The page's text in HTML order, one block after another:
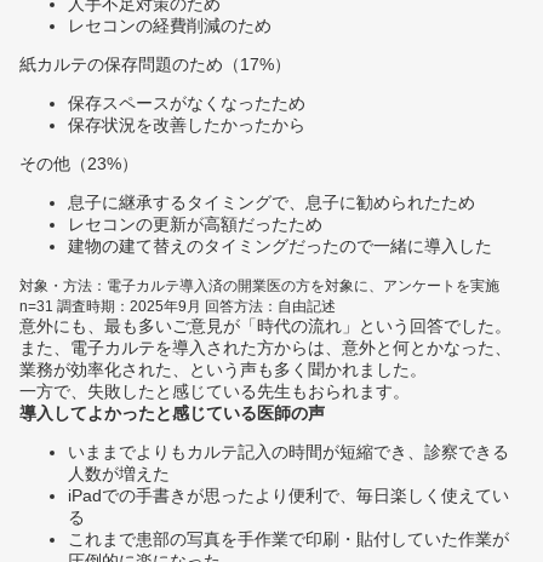
レセコンの経費削減のため
紙カルテの保存問題のため（17%）
保存スペースがなくなったため
保存状況を改善したかったから
その他（23%）
息子に継承するタイミングで、息子に勧められたため
レセコンの更新が高額だったため
建物の建て替えのタイミングだったので一緒に導入した
対象・方法：電子カルテ導入済の開業医の方を対象に、アンケートを実施
n=31 調査時期：2025年9月 回答方法：自由記述
意外にも、最も多いご意見が「時代の流れ」という回答でした。
また、電子カルテを導入された方からは、意外と何とかなった、
業務が効率化された、という声も多く聞かれました。
一方で、失敗したと感じている先生もおられます。
導入してよかったと感じている医師の声
いままでよりもカルテ記入の時間が短縮でき、診察できる
人数が増えた
iPadでの手書きが思ったより便利で、毎日楽しく使えてい
る
これまで患部の写真を手作業で印刷・貼付していた作業が